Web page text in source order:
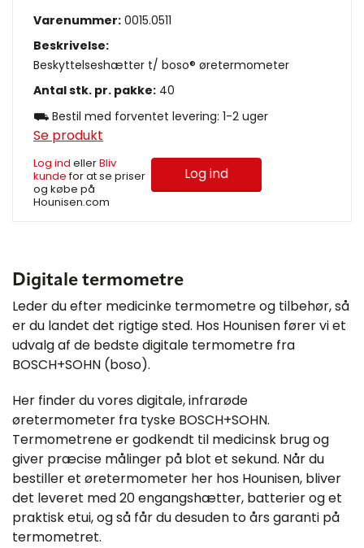
Varenummer: 0015.0511
Beskrivelse:
Beskyttelseshætter t/ boso® øretermometer
Antal stk. pr. pakke: 40
⛟ Bestil med forventet levering: 1-2 uger
Se produkt
Log ind ellerBliv
kundefor at se priser
og købe på
Hounisen.com
Log ind
Digitale termometre
Leder du efter medicinke termometre og tilbehør, så
er du landet det rigtige sted. Hos Hounisen fører vi et
udvalg af de bedste digitale termometre fra
BOSCH+SOHN (boso).
Her finder du vores digitale, infrarøde
øretermometer fra tyske BOSCH+SOHN.
Termometrene er godkendt til medicinsk brug og
giver præcise målinger på blot et sekund. Når du
bestiller et øretermometer her hos Hounisen, bliver
det leveret med 20 engangshætter, batterier og et
praktisk etui, og så får du desuden to års garanti på
termometret.